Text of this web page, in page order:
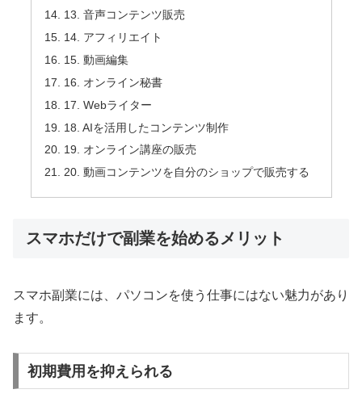
13. 音声コンテンツ販売
14. アフィリエイト
15. 動画編集
16. オンライン秘書
17. Webライター
18. AIを活用したコンテンツ制作
19. オンライン講座の販売
20. 動画コンテンツを自分のショップで販売する
スマホだけで副業を始めるメリット
スマホ副業には、パソコンを使う仕事にはない魅力があり
ます。
初期費用を抑えられる